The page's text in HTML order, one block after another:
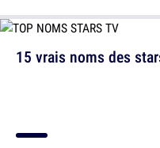
15 vrais noms des